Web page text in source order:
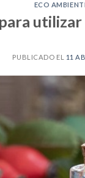
ECO
PUBLICADO EL 11